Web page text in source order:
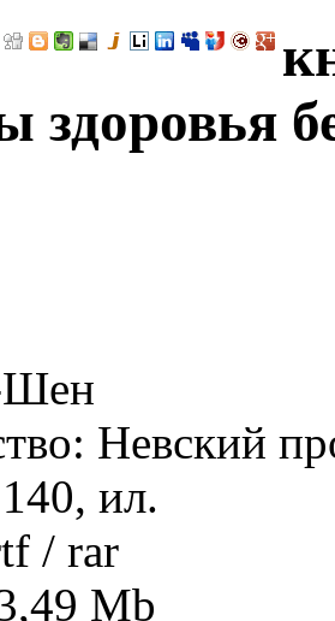
здоровья
Невский
140, ил.
/ rar
Mb